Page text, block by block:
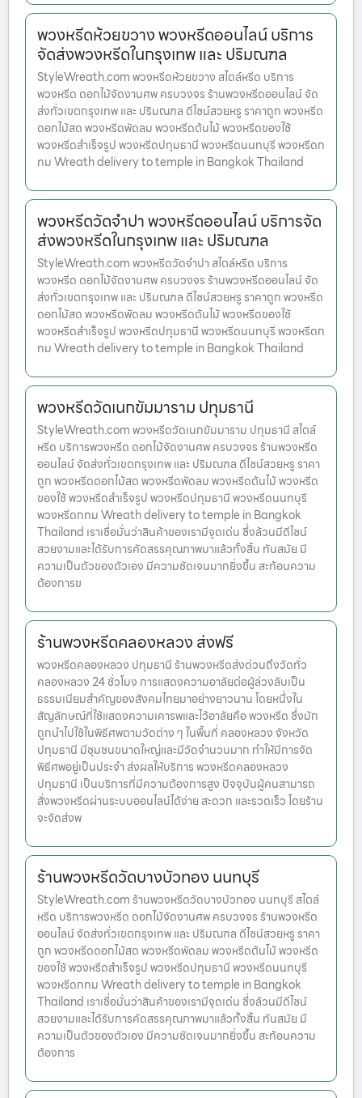
พวงหรีดห้วยขวาง พวงหรีดออนไลน์ บริการ
จัดส่งพวงหรีดในกรุงเทพ และ ปริมณฑล
StyleWreath.com พวงหรีดห้วยขวาง สไตล์หรีด บริการ
พวงหรีด ดอกไม้จัดงานศพ ครบวงจร ร้านพวงหรีดออนไลน์ จัด
ส่งทั่วเขตกรุงเทพ และ ปริมณฑล ดีไซน์สวยหรู ราคาถูก พวงหรีด
ดอกไม้สด พวงหรีดพัดลม พวงหรีดต้นไม้ พวงหรีดของใช้
พวงหรีดสำเร็จรูป พวงหรีดปทุมธานี พวงหรีดนนทบุรี พวงหรีดก
ทม Wreath delivery to temple in Bangkok Thailand
พวงหรีดวัดจำปา พวงหรีดออนไลน์ บริการจัด
ส่งพวงหรีดในกรุงเทพ และ ปริมณฑล
StyleWreath.com พวงหรีดวัดจำปา สไตล์หรีด บริการ
พวงหรีด ดอกไม้จัดงานศพ ครบวงจร ร้านพวงหรีดออนไลน์ จัด
ส่งทั่วเขตกรุงเทพ และ ปริมณฑล ดีไซน์สวยหรู ราคาถูก พวงหรีด
ดอกไม้สด พวงหรีดพัดลม พวงหรีดต้นไม้ พวงหรีดของใช้
พวงหรีดสำเร็จรูป พวงหรีดปทุมธานี พวงหรีดนนทบุรี พวงหรีดก
ทม Wreath delivery to temple in Bangkok Thailand
พวงหรีดวัดเนกขัมมาราม ปทุมธานี
StyleWreath.com พวงหรีดวัดเนกขัมมาราม ปทุมธานี สไตล์
หรีด บริการพวงหรีด ดอกไม้จัดงานศพ ครบวงจร ร้านพวงหรีด
ออนไลน์ จัดส่งทั่วเขตกรุงเทพ และ ปริมณฑล ดีไซน์สวยหรู ราคา
ถูก พวงหรีดดอกไม้สด พวงหรีดพัดลม พวงหรีดต้นไม้ พวงหรีด
ของใช้ พวงหรีดสำเร็จรูป พวงหรีดปทุมธานี พวงหรีดนนทบุรี
พวงหรีดกทม Wreath delivery to temple in Bangkok
Thailand เราเชื่อมั่นว่าสินค้าของเรามีจุดเด่น ซึ่งล้วนมีดีไซน์
สวยงามและได้รับการคัดสรรคุณภาพมาแล้วทั้งสิ้น ทันสมัย มี
ความเป็นตัวของตัวเอง มีความชัดเจนมากยิ่งขึ้น สะท้อนความ
ต้องการข
ร้านพวงหรีดคลองหลวง ส่งฟรี
พวงหรีดคลองหลวง ปทุมธานี ร้านพวงหรีดส่งด่วนถึงวัดทั่ว
คลองหลวง 24 ชั่วโมง การแสดงความอาลัยต่อผู้ล่วงลับเป็น
ธรรมเนียมสำคัญของสังคมไทยมาอย่างยาวนาน โดยหนึ่งใน
สัญลักษณ์ที่ใช้แสดงความเคารพและไว้อาลัยคือ พวงหรีด ซึ่งมัก
ถูกนำไปใช้ในพิธีศพตามวัดต่าง ๆ ในพื้นที่ คลองหลวง จังหวัด
ปทุมธานี มีชุมชนขนาดใหญ่และมีวัดจำนวนมาก ทำให้มีการจัด
พิธีศพอยู่เป็นประจำ ส่งผลให้บริการ พวงหรีดคลองหลวง
ปทุมธานี เป็นบริการที่มีความต้องการสูง ปัจจุบันผู้คนสามารถ
สั่งพวงหรีดผ่านระบบออนไลน์ได้ง่าย สะดวก และรวดเร็ว โดยร้าน
จะจัดส่งพ
ร้านพวงหรีดวัดบางบัวทอง นนทบุรี
StyleWreath.com ร้านพวงหรีดวัดบางบัวทอง นนทบุรี สไตล์
หรีด บริการพวงหรีด ดอกไม้จัดงานศพ ครบวงจร ร้านพวงหรีด
ออนไลน์ จัดส่งทั่วเขตกรุงเทพ และ ปริมณฑล ดีไซน์สวยหรู ราคา
ถูก พวงหรีดดอกไม้สด พวงหรีดพัดลม พวงหรีดต้นไม้ พวงหรีด
ของใช้ พวงหรีดสำเร็จรูป พวงหรีดปทุมธานี พวงหรีดนนทบุรี
พวงหรีดกทม Wreath delivery to temple in Bangkok
Thailand เราเชื่อมั่นว่าสินค้าของเรามีจุดเด่น ซึ่งล้วนมีดีไซน์
สวยงามและได้รับการคัดสรรคุณภาพมาแล้วทั้งสิ้น ทันสมัย มี
ความเป็นตัวของตัวเอง มีความชัดเจนมากยิ่งขึ้น สะท้อนความ
ต้องการ